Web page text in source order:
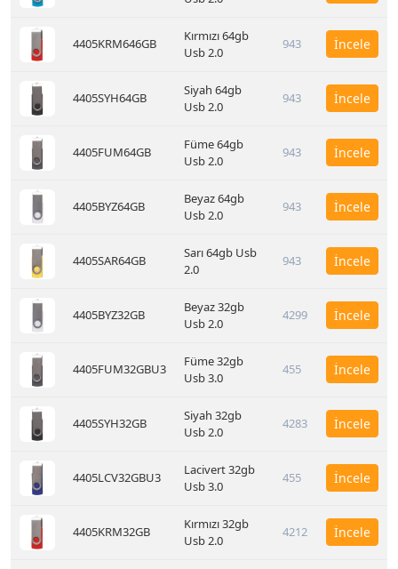
4405KRM646GB
Kırmızı 64gb
Usb 2.0
943 İncele
4405SYH64GB
Siyah 64gb
Usb 2.0
943 İncele
4405FUM64GB
Füme 64gb
Usb 2.0
943 İncele
4405BYZ64GB
Beyaz 64gb
Usb 2.0
943 İncele
4405SAR64GB
Sarı 64gb Usb
2.0
943 İncele
4405BYZ32GB
Beyaz 32gb
Usb 2.0
4299 İncele
4405FUM32GBU3
Füme 32gb
Usb 3.0
455 İncele
4405SYH32GB
Siyah 32gb
Usb 2.0
4283 İncele
4405LCV32GBU3
Lacivert 32gb
Usb 3.0
455 İncele
4405KRM32GB
Kırmızı 32gb
Usb 2.0
4212 İncele